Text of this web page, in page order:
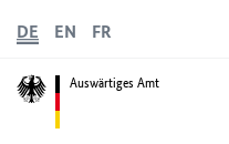
Auswärtiges Amt
DE EN FR